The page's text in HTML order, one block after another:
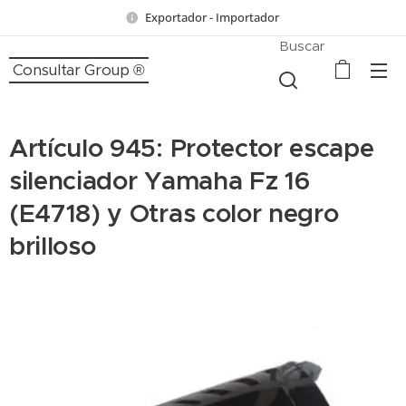
Exportador - Importador
Consultar Group ®
Buscar
Artículo 945: Protector escape
silenciador Yamaha Fz 16
(E4718) y Otras color negro
brilloso